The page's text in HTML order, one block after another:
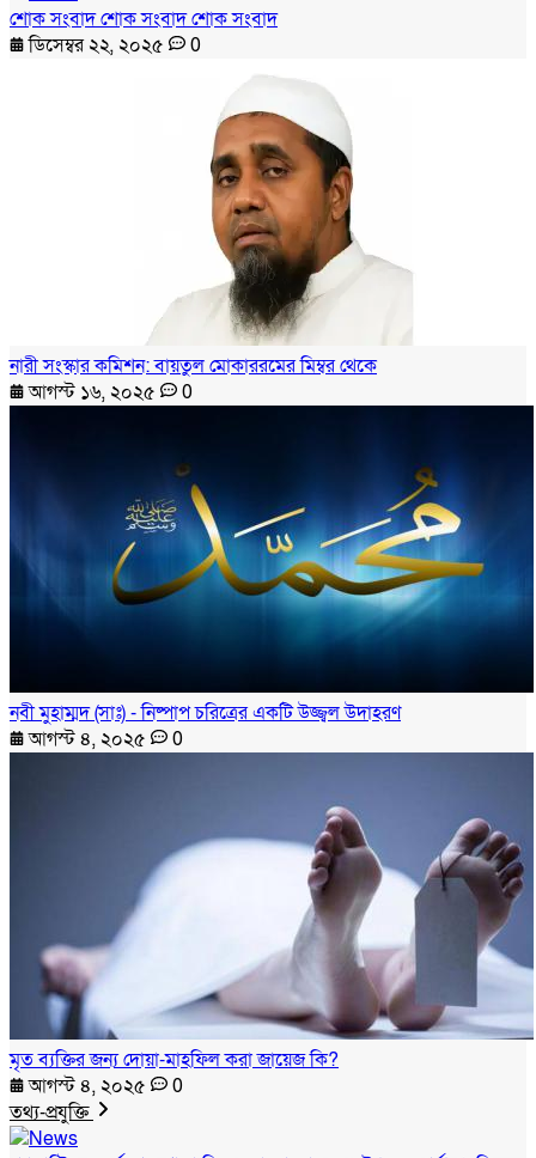
শোক সংবাদ শোক সংবাদ শোক সংবাদ
ডিসেম্বর ২২, ২০২৫
0
নারী সংস্কার কমিশন: বায়তুল মোকাররমের মিম্বর থেকে
আগস্ট ১৬, ২০২৫
0
নবী মুহাম্মদ (সাঃ) - নিষ্পাপ চরিত্রের একটি উজ্জ্বল উদাহরণ
আগস্ট ৪, ২০২৫
0
মৃত ব্যক্তির জন্য দোয়া-মাহফিল করা জায়েজ কি?
আগস্ট ৪, ২০২৫
0
তথ্য-প্রযুক্তি